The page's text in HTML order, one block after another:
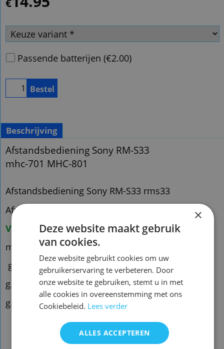
€
Passende batterijen (€2.00)
Bestel
Beschrijving
Afstandsbediening Sony RM-S33
mhc-701 MHC-801
Afstandsbediening Sony RM-S33 rms33
Afstandsbediening Sony mhc-701 MHC-801
Voorraad origineel:1
mhc-701 MHC-801
g.qxx84
g.qh12
g.qxx86
×
Deze website maakt gebruik
van cookies.
Deze website gebruikt cookies om uw
gebruikerservaring te verbeteren. Door
onze website te gebruiken, stemt u in met
alle cookies in overeenstemming met ons
Cookiebeleid. Lees verder
ALLES ACCEPTEREN